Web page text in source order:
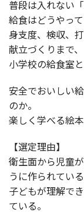
普段は入れない
給食はどうやっ
身支度、検収、
献立づくりまで、
小学校の給食室
安全でおいしい
のか。
楽しく学べる絵本
【選定理由】
衛生面から児童
うに作られている
子どもが理解で
ている。